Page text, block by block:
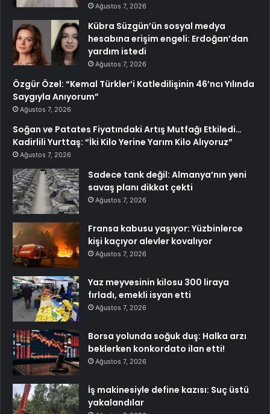
Ağustos 7, 2026
Kübra Süzgün’ün sosyal medya
hesabına erişim engeli: Erdoğan’dan
yardım istedi
Ağustos 7, 2026
Özgür Özel: “Kemal Türkler’i Katledilişinin 46’ncı Yılında
Saygıyla Anıyorum”
Ağustos 7, 2026
Soğan ve Patates Fiyatındaki Artış Mutfağı Etkiledi…
Kadirlili Yurttaş: “İki Kilo Yerine Yarım Kilo Alıyoruz”
Ağustos 7, 2026
Sadece tank değil: Almanya’nın yeni
savaş planı dikkat çekti
Ağustos 7, 2026
Fransa kabusu yaşıyor: Yüzbinlerce
kişi kaçıyor alevler kovalıyor
Ağustos 7, 2026
Yaz meyvesinin kilosu 300 liraya
fırladı, emekli isyan etti
Ağustos 7, 2026
Borsa yolunda soğuk duş: Halka arzı
beklerken konkordato ilan etti!
Ağustos 7, 2026
İş makinesiyle define kazısı: Suç üstü
yakalandılar